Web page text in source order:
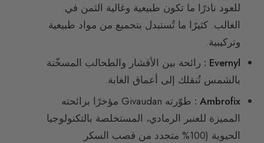
للعود نادرًا ما تكون طبيعية وغالية الثمن في
الغالب. كثيرًا ما تُستبدل بتجميع من مواد طبيعية
وتركيبية.
Evernyl :
رائحة بين الأقشار والطحالب المسخّنة
بالشمس تُنقلك إلى أعماق الغابة.
Ambrofix :
طوّرته Givaudan مؤخرًا برائحته
المميزة للعنبر الرمادي، المستخلصة بالتكنولوجيا
الحيوية (100% متجدد من قصب السكر